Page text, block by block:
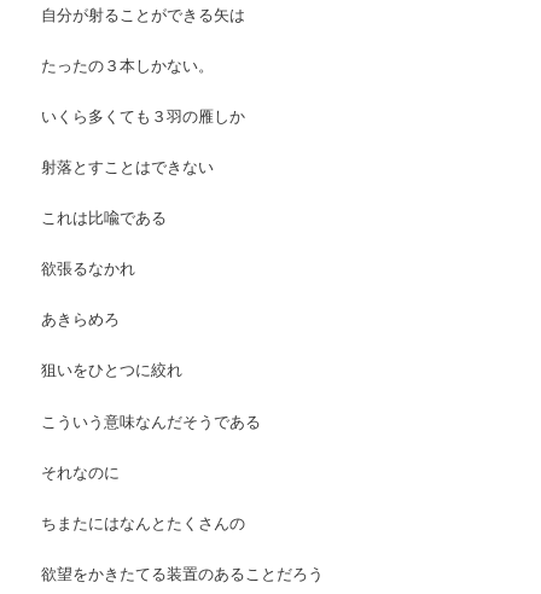
自分が射ることができる矢は
たったの３本しかない。
いくら多くても３羽の雁しか
射落とすことはできない
これは比喩である
欲張るなかれ
あきらめろ
狙いをひとつに絞れ
こういう意味なんだそうである
それなのに
ちまたにはなんとたくさんの
欲望をかきたてる装置のあることだろう